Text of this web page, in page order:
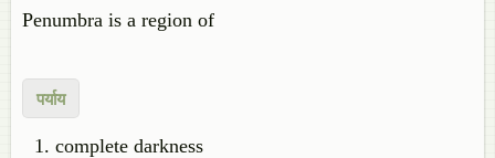
Penumbra is a region of
पर्याय
complete darkness